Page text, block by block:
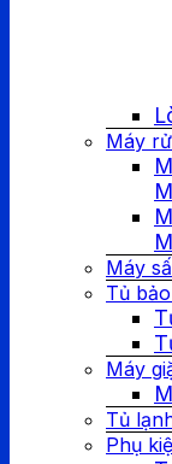
Máy
Máy
Tủ
Máy
Tủ
Phụ